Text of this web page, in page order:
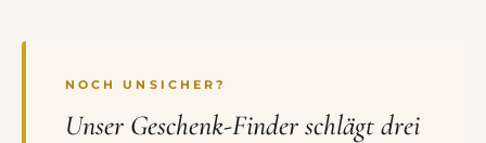
NOCH UNSICHER?
Unser Geschenk-Finder schlägt drei